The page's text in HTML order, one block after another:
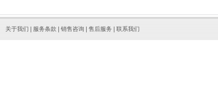
关于我们 服务条款 销售咨询 售后服务 联系我们